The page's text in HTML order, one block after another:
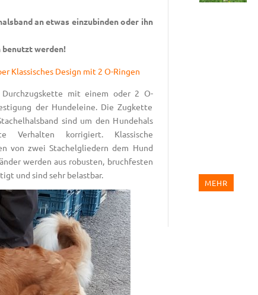
an etwas einzubinden oder ihn
werden!
Durchzugskette mit einem oder 2 O-
der Hundeleine. Die Zugkette
sind um den Hundehals
Verhalten korrigiert. Klassische
von zwei Stachelgliedern dem Hund
werden aus robusten, bruchfesten
und sind sehr belastbar.
MEHR